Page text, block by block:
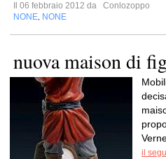
Il 06 febbraio 2012 da
Conlozoppo
NONE NONE
nuova maison di
il